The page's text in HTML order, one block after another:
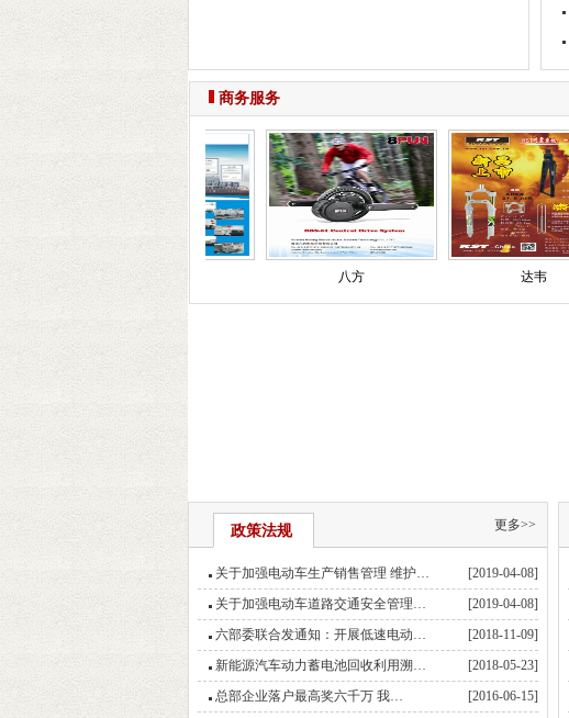
商务服务
八方 达韦
政策法规 更多>>
[2019-04-08]
关于加强电动车生产销售管理 维护…
[2019-04-08]
关于加强电动车道路交通安全管理…
[2018-11-09]
六部委联合发通知：开展低速电动…
[2018-05-23]
新能源汽车动力蓄电池回收利用溯…
[2016-06-15]
总部企业落户最高奖六千万 我…